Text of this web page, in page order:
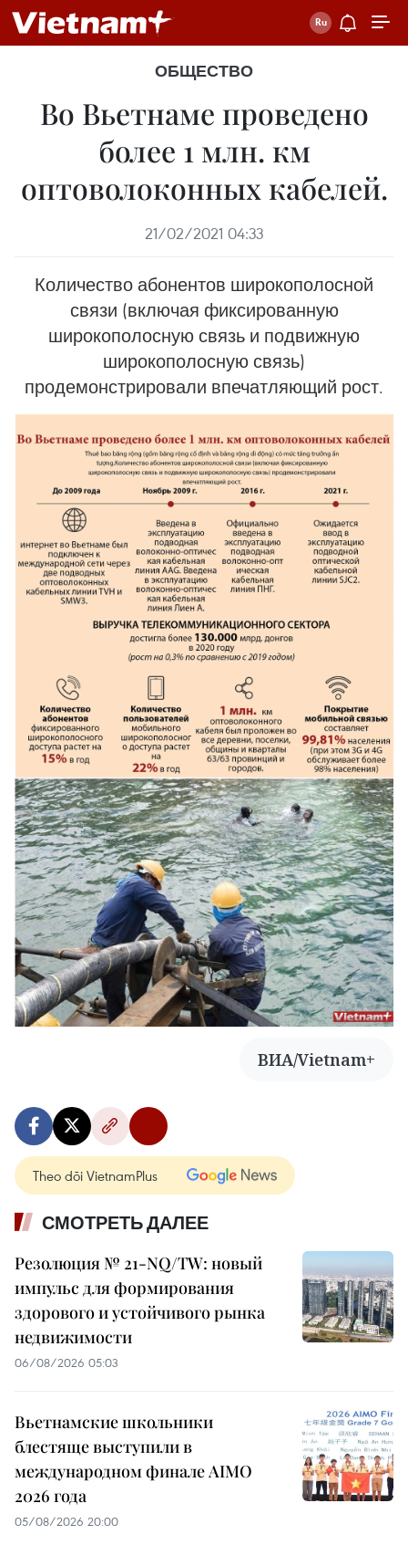
ОБЩЕСТВО
Во Вьетнаме проведено
более 1 млн. км
оптоволоконных кабелей.
21/02/2021 04:33
Количество абонентов широкополосной
связи (включая фиксированную
широкополосную связь и подвижную
широкополосную связь)
продемонстрировали впечатляющий рост.
ВИА/Vietnam+
Theo dõi VietnamPlus
СМОТРЕТЬ ДАЛЕЕ
Резолюция № 21-NQ/TW: новый
импульс для формирования
здорового и устойчивого рынка
недвижимости
06/08/2026 05:03
Вьетнамские школьники
блестяще выступили в
международном финале AIMO
2026 года
05/08/2026 20:00